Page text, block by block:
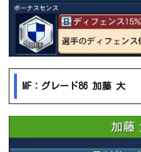
MF：グレード86 加藤 大